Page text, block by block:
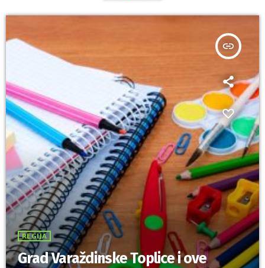
insert_link
REGIJA
Grad Varaždinske Toplice i ove